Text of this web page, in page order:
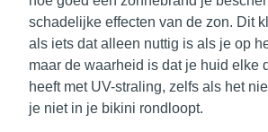
schadelijke effecten van de zon. Dit
als iets dat alleen nuttig is als je op
maar de waarheid is dat je huid elke
heeft met UV-straling, zelfs als het
je niet in je bikini rondloopt.